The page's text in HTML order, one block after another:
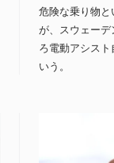
危険な乗り物
が、スウェー
ろ電動アシス
いう。